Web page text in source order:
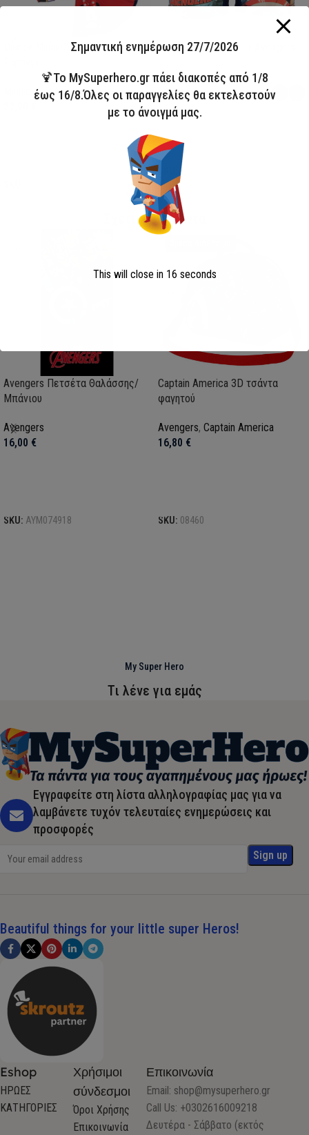
Disney Minnie Σετ Μαγιό &
Παιδικό Μαγιό Boxer Avengers
Avengers
13,00€
Επιλογή
SKU: AVE23-0281
My Super Hero
Σχετικά Προϊόντα
Avengers Πετσέτα Θαλάσσης/
Μπάνιου
Avengers
16,00 €
SKU: AYM074918
Captain America 3D τσάντα
φαγητού
Avengers, Captain America
16,80 €
SKU: 08460
My Super Hero
Τι λένε για εμάς
Εγγραφείτε στη λίστα αλληλογραφίας μας για να
λαμβάνετε τυχόν τελευταίες ενημερώσεις και
προσφορές
Beautiful things for your little super Heros!
Eshop
ΗΡΩΕΣ
ΚΑΤΗΓΟΡΙΕΣ
Χρήσιμοι
σύνδεσμοι
Όροι Χρήσης
Επικοινωνία
Επικοινωνία
Email: shop@mysuperhero.gr
Call Us: +0302616009218
Δευτέρα - Σάββατο (εκτός
Σημαντική ενημέρωση 27/7/2026
🍹Το MySuperhero.gr πάει διακοπές από 1/8
έως 16/8.Όλες οι παραγγελίες θα εκτελεστούν
με το άνοιγμά μας.
This will close in 15 seconds